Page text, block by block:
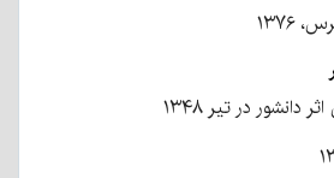
در تیر ۱۳۴۸